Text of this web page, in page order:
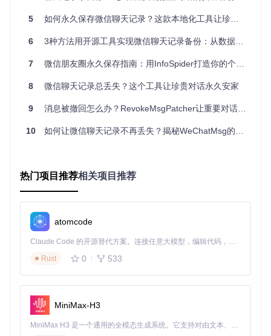
间有限不得不定期清理。"大学生小王通过WeChatMsg将重要
时回味两人的甜蜜时光。
自由职业者张女士的财务记录管理
作为自由职业者，张女士需要保留与客户的沟通记录作为服务
凭证。她使用WeChatMsg将所有业务对话导出为Word文档，
按客户分类存档，在需要时快速调取，再也不用担心记录丢失
带来的纠纷风险。
原生微信
导出格式
件
基础关键词搜
索
数据控制权 完全本地管理
多设备同步 仅限微信生态
实施指南：三步完成微信记录导出与管理
5 如何永久保存微信聊天记录？这款本地化工具让珍贵对话永不消失
6 3种方法用开源工具实现微信聊天记录备份：从数据安全到永久保存
7 微信朋友圈永久保存指南：用InfoSpider打造你的个人回忆图书馆
8 微信聊天记录总丢失？这个工具让珍贵对话永久安家
9 消息被撤回怎么办？RevokeMsgPatcher让重要对话永久留存
10 如何让微信聊天记录不再丢失？揭秘WeChatMsg的永久保存方案
热门项目推荐相关项目推荐
atomcode
Claude Code 的开源替代方案。连接任意大模型，编辑代码，运行命令，自动验证 — 全自动执行。用 Rust 构建，极致性能。 ｜ An open-source alternative to Claude Code. Connect any LLM, edit code, run commands, and verify changes — autonomously. Built in Rust for speed. Get Started
Rust
0 533
MiniMax-H3
MiniMax H3 是一个通用的全模态生成系统。它支持对由文本、图像、视频和音频组成的多模态上下文进行统一理解，并能生成分辨率高达 2K、时长可达 15 秒的带原生立体声音频的视频。得益于面向任务泛化的系统设计，H3 在预训练阶段就已具备广泛的多模态上下文理解与生成能力，能够出色地执行复杂的多模态指令。